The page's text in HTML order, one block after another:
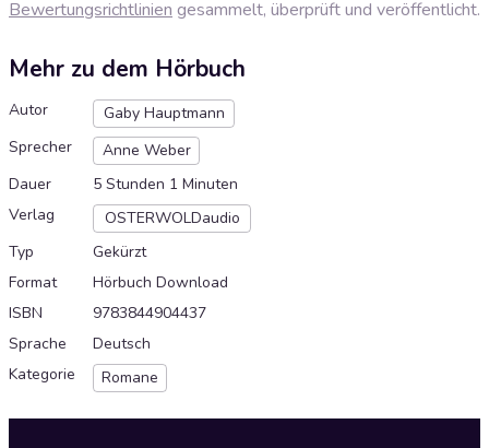
Bewertungsrichtlinien gesammelt, überprüft und veröffentlicht.
Mehr zu dem Hörbuch
Autor
Gaby Hauptmann
Sprecher
Anne Weber
Dauer
5 Stunden 1 Minuten
Verlag
OSTERWOLDaudio
Typ
Gekürzt
Format
Hörbuch Download
ISBN
9783844904437
Sprache
Deutsch
Kategorie
Romane